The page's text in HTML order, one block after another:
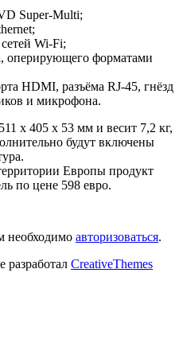
Super-Multi;
Wi-Fi;
оперирующего форматами
HDMI, разъёма RJ-45, гнёзд
и микрофона.
х 405 х 53 мм и весит 7,2 кг,
будут включены
Европы продукт
по цене 598 евро.
необходимо авторизоваться.
CreativeThemes